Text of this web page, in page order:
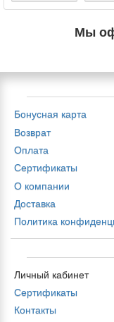
Мы
Бонусная карта
Возврат
Оплата
Сертификаты
О компании
Доставка
Политика
Личный кабинет
Сертификаты
Контакты